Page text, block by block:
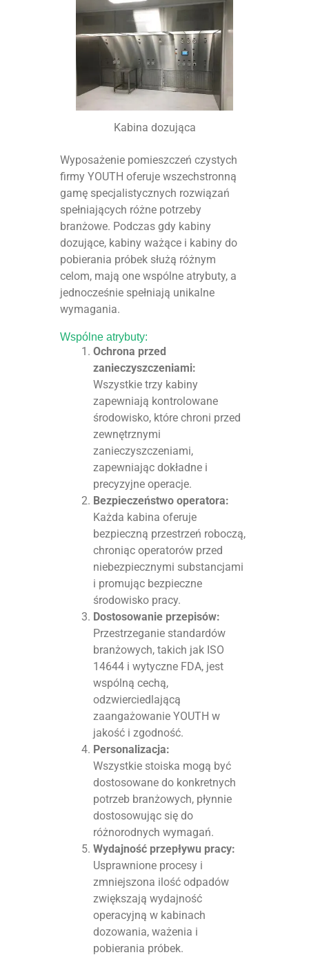
Kabina dozująca
Wyposażenie pomieszczeń czystych
firmy YOUTH oferuje wszechstronną
gamę specjalistycznych rozwiązań
spełniających różne potrzeby
branżowe. Podczas gdy kabiny
dozujące, kabiny ważące i kabiny do
pobierania próbek służą różnym
celom, mają one wspólne atrybuty, a
jednocześnie spełniają unikalne
wymagania.
Wspólne atrybuty:
Ochrona przed
zanieczyszczeniami:
Wszystkie trzy kabiny
zapewniają kontrolowane
środowisko, które chroni przed
zewnętrznymi
zanieczyszczeniami,
zapewniając dokładne i
precyzyjne operacje.
Bezpieczeństwo operatora:
Każda kabina oferuje
bezpieczną przestrzeń roboczą,
chroniąc operatorów przed
niebezpiecznymi substancjami
i promując bezpieczne
środowisko pracy.
Dostosowanie przepisów:
Przestrzeganie standardów
branżowych, takich jak ISO
14644 i wytyczne FDA, jest
wspólną cechą,
odzwierciedlającą
zaangażowanie YOUTH w
jakość i zgodność.
Personalizacja:
Wszystkie stoiska mogą być
dostosowane do konkretnych
potrzeb branżowych, płynnie
dostosowując się do
różnorodnych wymagań.
Wydajność przepływu pracy:
Usprawnione procesy i
zmniejszona ilość odpadów
zwiększają wydajność
operacyjną w kabinach
dozowania, ważenia i
pobierania próbek.